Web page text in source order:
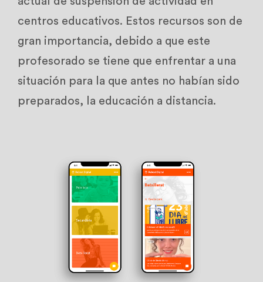
centros educativos. Estos recursos son de
gran importancia, debido a que este
profesorado se tiene que enfrentar a una
situación para la que antes no habían sido
preparados, la educación a distancia.